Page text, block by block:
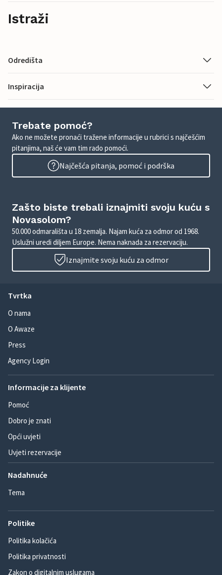
Istraži
Odredišta
Inspiracija
Trebate pomoć?
Ako ne možete pronaći tražene informacije u rubrici s najčešćim
pitanjima, naš će vam tim rado pomoći.
Najčešća pitanja, pomoć i podrška
Zašto biste trebali iznajmiti svoju kuću s
Novasolom?
50.000 odmarališta u 18 zemalja. Najam kuća za odmor od 1968.
Uslužni uredi diljem Europe. Nema naknada za rezervaciju.
Iznajmite svoju kuću za odmor
Tvrtka
O nama
O Awaze
Press
Agency Login
Informacije za klijente
Pomoć
Dobro je znati
Opći uvjeti
Uvjeti rezervacije
Nadahnuće
Tema
Politike
Politika kolačića
Politika privatnosti
Zakon o digitalnim uslugama